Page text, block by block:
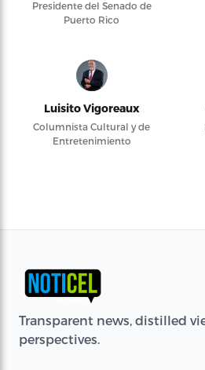
Presidente del Senado de
Puerto Rico
Luisito Vigoreaux
Columnista Cultural y de
Entretenimiento
Transparent news, distilled
perspectives.